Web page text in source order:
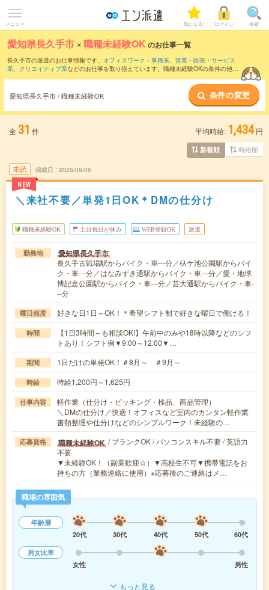
メニュー 気になる! ログイン 検索
愛知県長久手市 ×職種未経験OK のお仕事一覧
長久手市の派遣のお仕事情報です。 オフィスワーク・事務系、 営業・販売・サービス
系、 クリエイティブ系などのお仕事を取り揃えています。職種未経験OKの条件の他
愛知県長久手市 / 職種未経験OK 条件の変更
全 31 件 平均時給: 1,434 円
新着順 時給順
未読
NEW
掲載日 2026/08/06
＼来社不要／単発1日OK＊DMの仕分け
職種未経験OK 土日祝日が休み WEB登録OK 派遣
勤務地 愛知県長久手市
長久手古戦場駅からバイク・車---分／杁ケ池公園駅からバイ
ク・車---分／はなみずき通駅からバイク・車---分／愛・地球
博記念公園駅からバイク・車---分／芸大通駅からバイク・車-
--分
曜日頻度 好きな日1日～OK！＊希望シフト制で好きな曜日で働ける！
時間
【1日3時間～も相談OK!】午前中のみや18時以降などのシフ
トあり！シフト例▼9:00～12:00▼…
期間 1日だけの単発OK！＃8月～ ＃9月～
時給 時給1,200円～1,625円
仕事内容
軽作業（仕分け・ピッキング・検品、商品管理）
＼DMの仕分け／快適！オフィスなど室内のカンタン軽作業
書類整理や仕分けなどのシンプルワーク！未経験の…
応募資格 職種未経験OK / ブランクOK / パソコンスキル不要 / 英語力
不要
▼未経験OK！（副業歓迎☆）▼高校生不可▼携帯電話をお
持ちの方（業務連絡に使用）※応募後のご連絡はメ…
職場の雰囲気
年齢層
20代
30代 40代 50代
60代
男女比率
女性
男性
もっと見る